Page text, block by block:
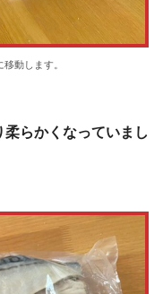
動します。
らかくなっていまし